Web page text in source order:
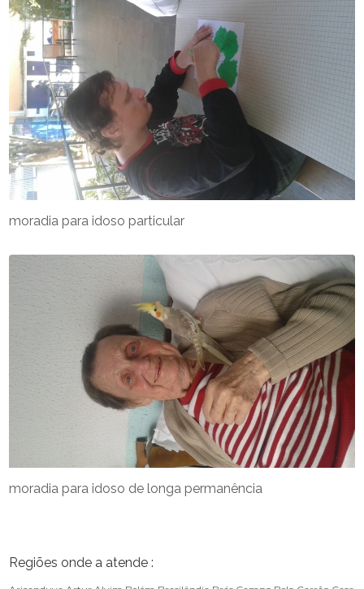
moradia para idoso particular
moradia para idoso de longa permanência
Regiões onde a atende :